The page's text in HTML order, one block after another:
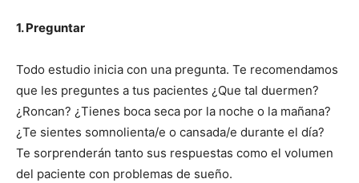
1. Preguntar
Todo estudio inicia con una pregunta. Te recomendamos
que les preguntes a tus pacientes ¿Que tal duermen?
¿Roncan? ¿Tienes boca seca por la noche o la mañana?
¿Te sientes somnolienta/e o cansada/e durante el día?
Te sorprenderán tanto sus respuestas como el volumen
del paciente con problemas de sueño.